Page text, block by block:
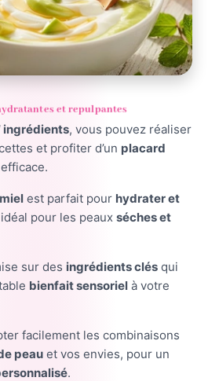
et repulpantes
ingrédients, vous pouvez réaliser
et profiter d’un placard
est parfait pour hydrater et
pour les peaux séches et
sur des ingrédients clésqui
bienfait sensorielà votre
facilement les combinaisons
peauet vos envies, pour un
.